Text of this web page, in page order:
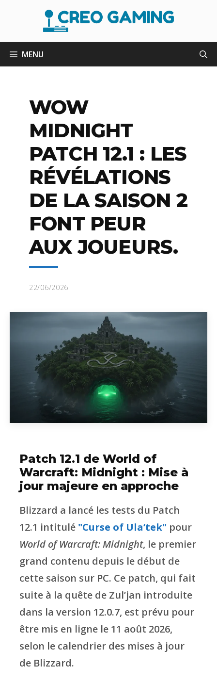
MENU
WOW
MIDNIGHT
PATCH 12.1 : LES
RÉVÉLATIONS
DE LA SAISON 2
FONT PEUR
AUX JOUEURS.
22/06/2026
Patch 12.1 de World of
Warcraft: Midnight : Mise à
jour majeure en approche
Blizzard a lancé les tests du Patch
12.1 intitulé "Curse of Ula’tek" pour
World of Warcraft: Midnight, le premier
grand contenu depuis le début de
cette saison sur PC. Ce patch, qui fait
suite à la quête de Zul’jan introduite
dans la version 12.0.7, est prévu pour
être mis en ligne le 11 août 2026,
selon le calendrier des mises à jour
de Blizzard.